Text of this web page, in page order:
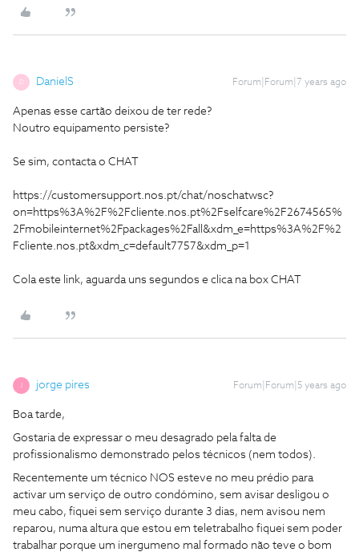
D DanielS Forum|Forum|7 years ago
Apenas esse cartão deixou de ter rede?
Noutro equipamento persiste?
Se sim, contacta o CHAT
https://customersupport.nos.pt/chat/noschatwsc?
on=https%3A%2F%2Fcliente.nos.pt%2Fselfcare%2F2674565%
2Fmobileinternet%2Fpackages%2Fall&xdm_e=https%3A%2F%2
Fcliente.nos.pt&xdm_c=default7757&xdm_p=1
Cola este link, aguarda uns segundos e clica na box CHAT
jorge pires Forum|Forum|5 years ago
Boa tarde,
Gostaria de expressar o meu desagrado pela falta de
profissionalismo demonstrado pelos técnicos (nem todos).
Recentemente um técnico NOS esteve no meu prédio para
activar um serviço de outro condómino, sem avisar desligou o
meu cabo, fiquei sem serviço durante 3 dias, nem avisou nem
reparou, numa altura que estou em teletrabalho fiquei sem poder
trabalhar porque um inergumeno mal formado não teve o bom